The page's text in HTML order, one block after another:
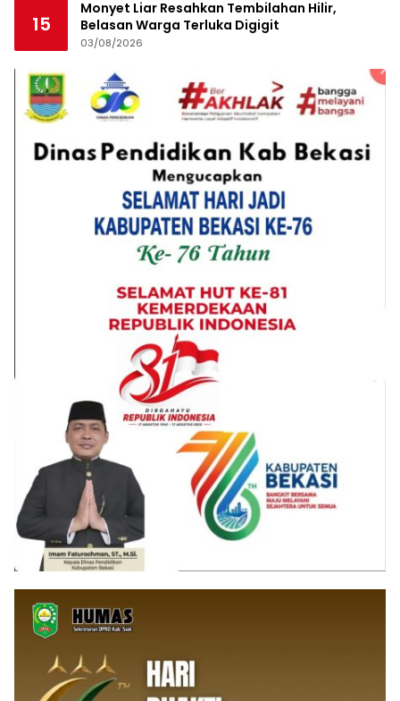
15
Monyet Liar Resahkan Tembilahan Hilir,
Belasan Warga Terluka Digigit
03/08/2026